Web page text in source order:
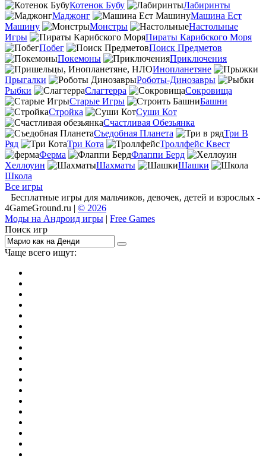
Котенок Бубу
Лабиринты
Маджонг
Машина Ест
Машину
Монстры
Настольные
Игры
Пираты Карибского Моря
Побег
Поиск Предметов
Покемоны
Приключения
Инопланетяне
Прыгалки
Роботы-Динозавры
Рыбки
Слагтерра
Сокровища
Старые Игры
Башни
Стройка
Суши Кот
Счастливая Обезьянка
Съедобная Планета
Три В
Ряд
Три Кота
Троллфейс Квест
Ферма
Флаппи Берд
Хеллоуин
Шахматы
Шашки
Школа
Все игры
Бесплатные игры для мальчиков, девочек, детей и взрослых -
4GameGround.ru | © 2026
Моды на Андроид игры | Free Games
Поиск игр
Чаще всего ищут: